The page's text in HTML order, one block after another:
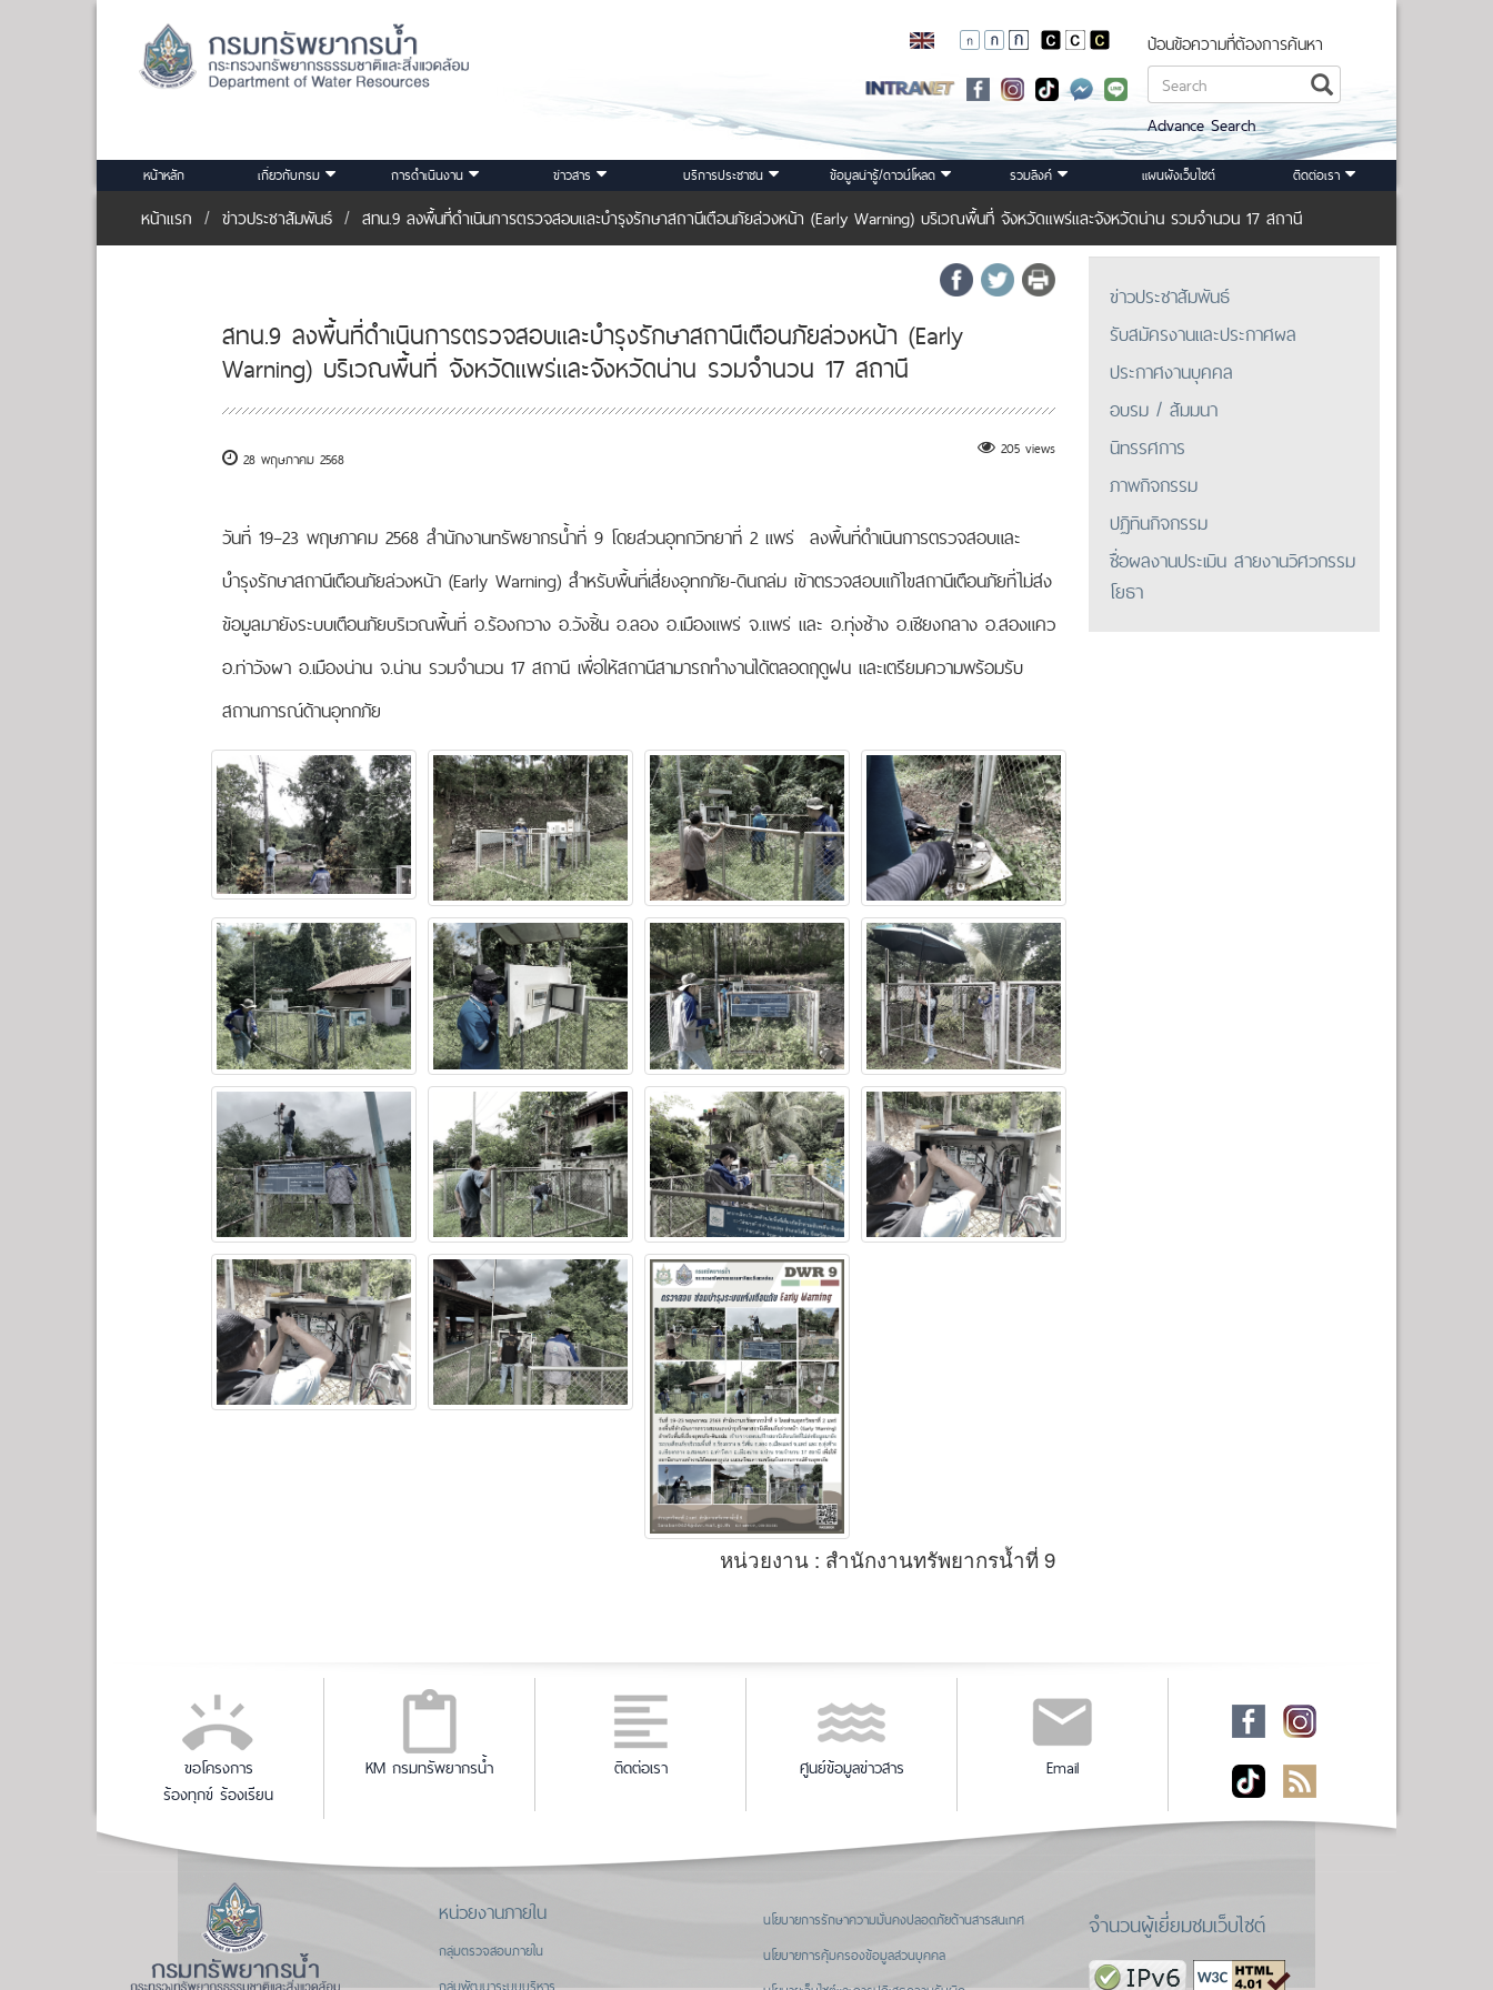
ป้อนข้อความที่ต้องการค้นหา
Advance Search
หน้าหลัก เกี่ยวกับกรม การดำเนินงาน ข่าวสาร บริการประชาชน ข้อมูลน่ารู้/ดาวน์โหลด รวมลิงค์ แผนผังเว็บไซต์ ติดต่อเรา
หน้าแรก ข่าวประชาสัมพันธ์ สทน.9 ลงพื้นที่ดำเนินการตรวจสอบและบำรุงรักษาสถานีเตือนภัยล่วงหน้า (Early Warning) บริเวณพื้นที่ จังหวัดแพร่และจังหวัดน่าน รวมจำนวน 17 สถานี
สทน.9 ลงพื้นที่ดำเนินการตรวจสอบและบำรุงรักษาสถานีเตือนภัยล่วงหน้า (Early
Warning) บริเวณพื้นที่ จังหวัดแพร่และจังหวัดน่าน รวมจำนวน 17 สถานี
28 พฤษภาคม 2568 205 views
วันที่ 19–23 พฤษภาคม 2568 สำนักงานทรัพยากรน้ำที่ 9 โดยส่วนอุทกวิทยาที่ 2 แพร่ ลงพื้นที่ดำเนินการตรวจสอบและ
บำรุงรักษาสถานีเตือนภัยล่วงหน้า (Early Warning) สำหรับพื้นที่เสี่ยงอุทกภัย-ดินถล่ม เข้าตรวจสอบแก้ไขสถานีเตือนภัยที่ไม่ส่ง
ข้อมูลมายังระบบเตือนภัยบริเวณพื้นที่ อ.ร้องกวาง อ.วังชิ้น อ.ลอง อ.เมืองแพร่ จ.แพร่ และ อ.ทุ่งช้าง อ.เชียงกลาง อ.สองแคว
อ.ท่าวังผา อ.เมืองน่าน จ.น่าน รวมจำนวน 17 สถานี เพื่อให้สถานีสามารถทำงานได้ตลอดฤดูฝน และเตรียมความพร้อมรับ
สถานการณ์ด้านอุทกภัย
หน่วยงาน : สำนักงานทรัพยากรน้ำที่ 9
ข่าวประชาสัมพันธ์
รับสมัครงานและประกาศผล
ประกาศงานบุคคล
อบรม / สัมมนา
นิทรรศการ
ภาพกิจกรรม
ปฏิทินกิจกรรม
ชื่อผลงานประเมิน สายงานวิศวกรรม
โยธา
ขอโครงการ
ร้องทุกข์ ร้องเรียน
KM กรมทรัพยากรน้ำ ติดต่อเรา ศูนย์ข้อมูลข่าวสาร Email
หน่วยงานภายใน
กลุ่มตรวจสอบภายใน
นโยบายการรักษาความมั่นคงปลอดภัยด้านสารสนเทศ
นโยบายการคุ้มครองข้อมูลส่วนบุคคล
จำนวนผู้เยี่ยมชมเว็บไซต์